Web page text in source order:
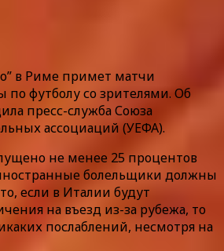
в Риме примет матчи
по футболу со зрителями. Об
пресс-служба Союза
ассоциаций (УЕФА).
не менее 25 процентов
болельщики должны
если в Италии будут
на въезд из-за рубежа, то
послаблений, несмотря на